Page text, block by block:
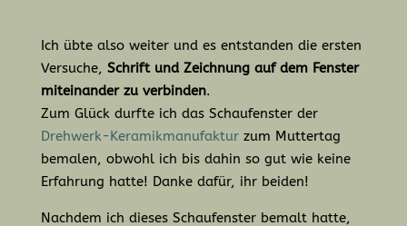
Ich übte also weiter und es entstanden die ersten
Versuche, Schrift und Zeichnung auf dem Fenster
miteinander zu verbinden.
Zum Glück durfte ich das Schaufenster der
Drehwerk-Keramikmanufakturzum Muttertag
bemalen, obwohl ich bis dahin so gut wie keine
Erfahrung hatte! Danke dafür, ihr beiden!
Nachdem ich dieses Schaufenster bemalt hatte,